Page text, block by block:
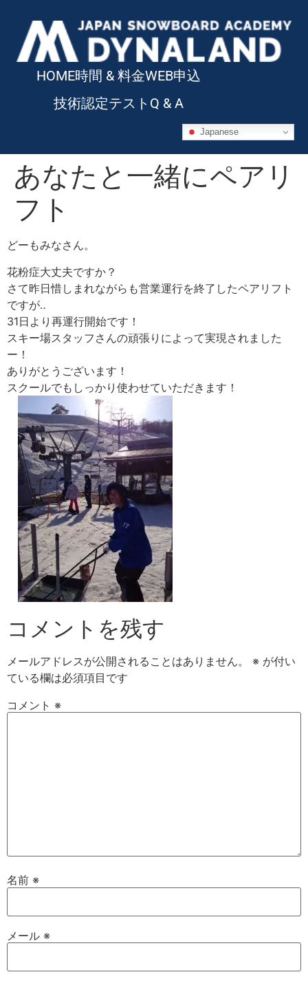
HOME時間 & 料金WEB申込
技術認定テスト Q & A
Japanese
あなたと一緒にペアリ
フト
どーもみなさん。
花粉症大丈夫ですか？
さて昨日惜しまれながらも営業運行を終了したペアリフト
ですが‥
31日より再運行開始です！
スキー場スタッフさんの頑張りによって実現されました
ー！
ありがとうございます！
スクールでもしっかり使わせていただきます！
コメントを残す
メールアドレスが公開されることはありません。 ※ が付い
ている欄は必須項目です
コメント ※
名前 ※
メール ※